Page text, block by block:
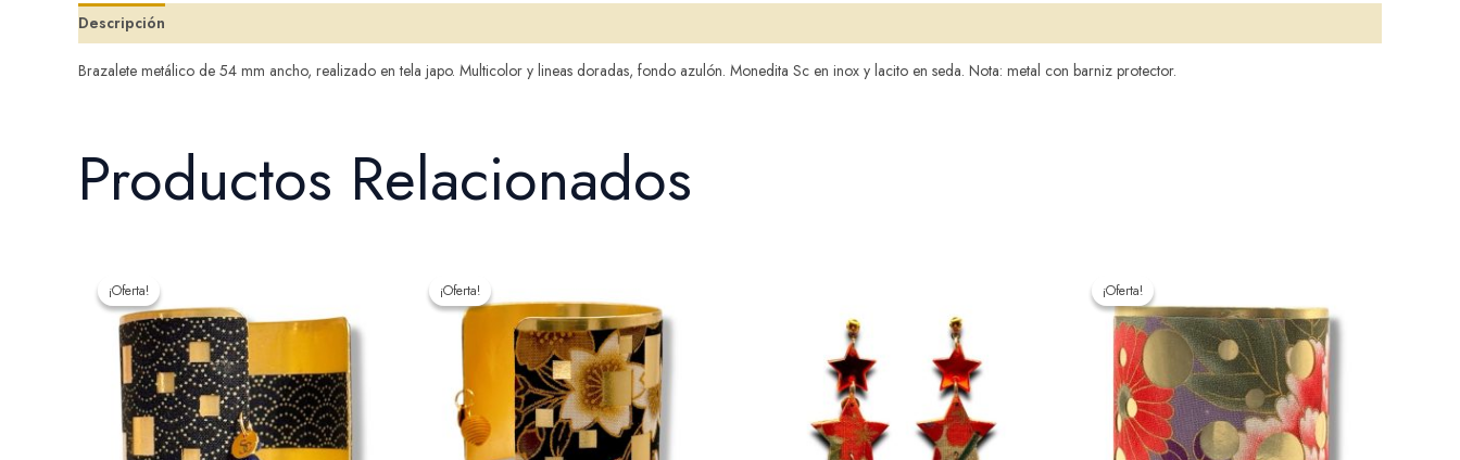
Descripción
Brazalete metálico de 54 mm ancho, realizado en tela japo. Multicolor y lineas doradas, fondo azulón. Monedita Sc en inox y lacito en seda. Nota: metal con barniz protector.
Productos Relacionados
¡Oferta!
¡Oferta!
era:
32,00 €.
es:
25,60 €.
¡Oferta!
¡Oferta!
original
era:
32,00 €.
actual
es:
25,60 €.
¡Oferta!
¡Oferta!
era:
32,00 €.
es:
25,60 €.